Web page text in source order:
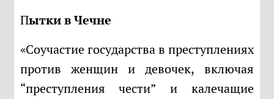
Пытки в Чечне
«Соучастие государства в преступлениях
против женщин и девочек, включая
“преступления чести” и калечащие